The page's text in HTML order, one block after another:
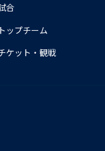
合
トップチーム
ケット・観戦